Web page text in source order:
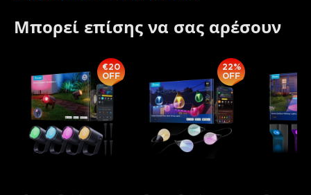
Μπορεί επίσης να σας αρέσουν
€20
OFF
22%
OFF